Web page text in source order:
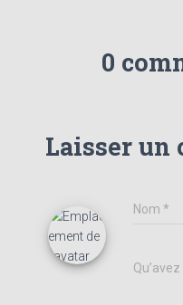
0
Laisser un
Nom *